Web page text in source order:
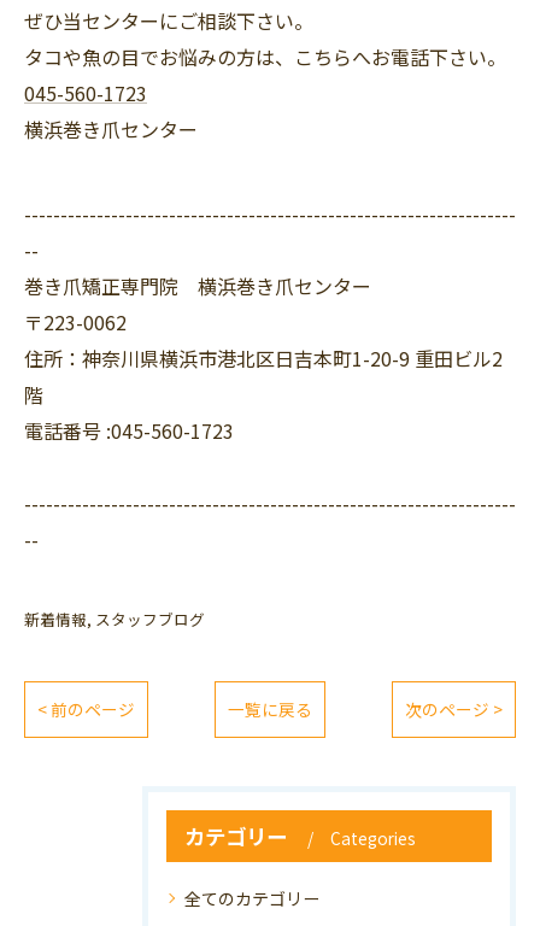
ぜひ当センターにご相談下さい。
タコや魚の目でお悩みの方は、こちらへお電話下さい。
045-560-1723
横浜巻き爪センター
--------------------------------------------------------------------
--
巻き爪矯正専門院 横浜巻き爪センター
〒223-0062
住所：神奈川県横浜市港北区日吉本町1-20-9 重田ビル2
階
電話番号 :045-560-1723
--------------------------------------------------------------------
--
新着情報 スタッフブログ
< 前のページ 一覧に戻る 次のページ >
カテゴリー Categories
全てのカテゴリー